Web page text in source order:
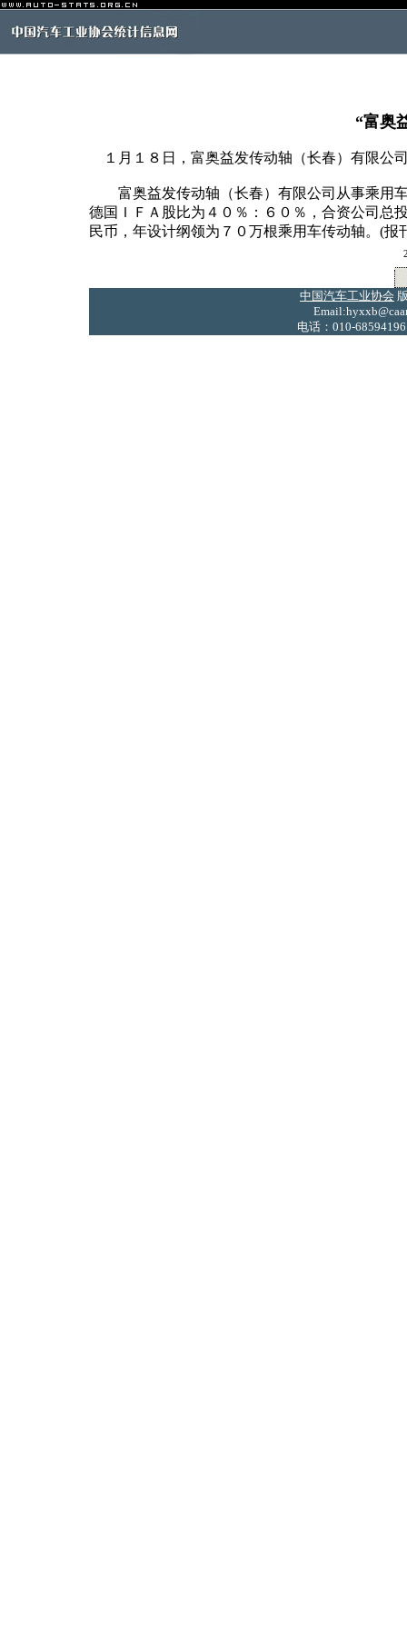
“富奥
１月１８日，富奥益发传动轴（长春）有限公
富奥益发传动轴（长春）有限公司从事乘用车
德国ＩＦＡ股比为４０％：６０％，合资公司总
民币，年设计纲领为７０万根乘用车传动轴。(报
中国汽车工业协会
电话：010-